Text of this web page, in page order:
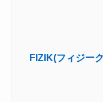
FIZIK(フィジー